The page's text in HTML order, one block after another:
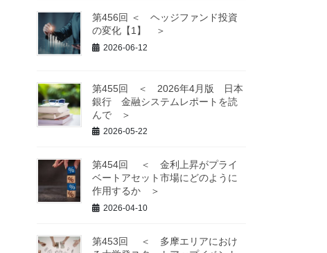
第456回 ＜ ヘッジファンド投資
の変化【1】 ＞
2026-06-12
第455回 ＜ 2026年4月版 日本
銀行 金融システムレポートを読
んで ＞
2026-05-22
第454回 ＜ 金利上昇がプライ
ベートアセット市場にどのように
作用するか ＞
2026-04-10
第453回 ＜ 多摩エリアにおけ